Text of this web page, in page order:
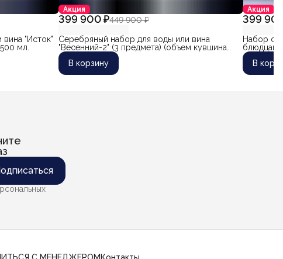
"Исток"
мл.
Акция
399 900 ₽449 900 ₽
Серебряный набор для воды или вина
"Весенний-2" (3 предмета) (объем кувшина
2700 мл)
В корзину
Акция
399
Набор
блюдцами
(объем 1
В